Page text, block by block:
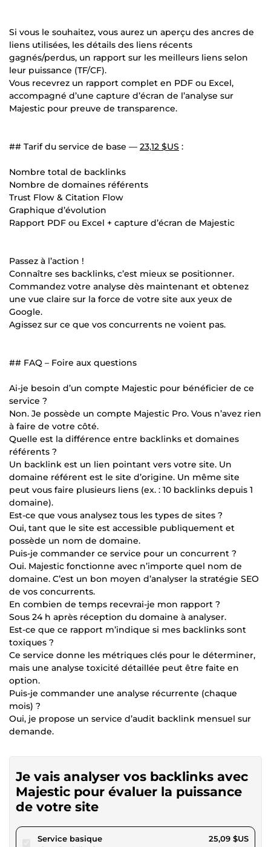
Si vous le souhaitez, vous aurez un aperçu des ancres de
liens utilisées, les détails des liens récents
gagnés/perdus, un rapport sur les meilleurs liens selon
leur puissance (TF/CF).
Vous recevrez un rapport complet en PDF ou Excel,
accompagné d’une capture d’écran de l’analyse sur
Majestic pour preuve de transparence.
## Tarif du service de base — 23,12 $US :
Nombre total de backlinks
Nombre de domaines référents
Trust Flow & Citation Flow
Graphique d’évolution
Rapport PDF ou Excel + capture d’écran de Majestic
Passez à l’action !
Connaître ses backlinks, c’est mieux se positionner.
Commandez votre analyse dès maintenant et obtenez
une vue claire sur la force de votre site aux yeux de
Google.
Agissez sur ce que vos concurrents ne voient pas.
## FAQ – Foire aux questions
Ai-je besoin d’un compte Majestic pour bénéficier de ce
service ?
Non. Je possède un compte Majestic Pro. Vous n’avez rien
à faire de votre côté.
Quelle est la différence entre backlinks et domaines
référents ?
Un backlink est un lien pointant vers votre site. Un
domaine référent est le site d’origine. Un même site
peut vous faire plusieurs liens (ex. : 10 backlinks depuis 1
domaine).
Est-ce que vous analysez tous les types de sites ?
Oui, tant que le site est accessible publiquement et
possède un nom de domaine.
Puis-je commander ce service pour un concurrent ?
Oui. Majestic fonctionne avec n’importe quel nom de
domaine. C’est un bon moyen d’analyser la stratégie SEO
de vos concurrents.
En combien de temps recevrai-je mon rapport ?
Sous 24 h après réception du domaine à analyser.
Est-ce que ce rapport m’indique si mes backlinks sont
toxiques ?
Ce service donne les métriques clés pour le déterminer,
mais une analyse toxicité détaillée peut être faite en
option.
Puis-je commander une analyse récurrente (chaque
mois) ?
Oui, je propose un service d’audit backlink mensuel sur
demande.
Je vais analyser vos backlinks avec
Majestic pour évaluer la puissance
de votre site
Service basiquepour 23,12 $US 25,09 $US